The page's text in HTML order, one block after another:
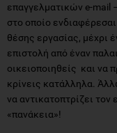
επαγγελματικών e-mail
στο οποίο
θέσης εργασίας, μέχρι
επιστολή από έναν
οικειοποιηθείς και να
κρίνεις κατάλληλα.
να αντικατοπτρίζει τον
«πανάκεια»!